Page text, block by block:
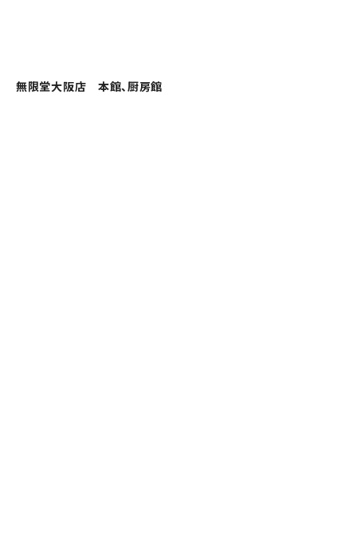
無限堂大阪店 本館、厨房館